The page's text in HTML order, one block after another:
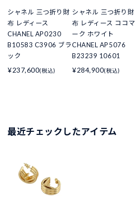
シャネル 三つ折り財
布 レディース
CHANEL AP0230
B10583 C3906 ブラ
ック
¥237,600(税込)
シャネル 三つ折り財
布 レディース ココマ
ーク ホワイト
CHANEL AP5076
B23239 10601
¥284,900(税込)
最近チェックしたアイテム